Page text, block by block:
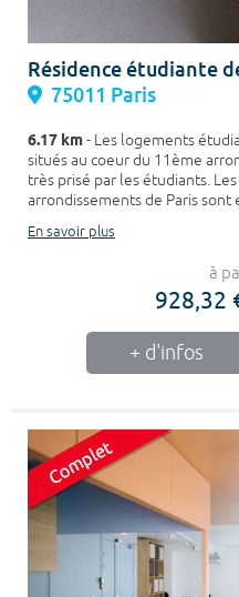
Résidence étudiante
75011 Paris
6.17 km- Les logements
situés au coeur du 11ème
très prisé par les étudiants.
arrondissements de Paris sont
En savoir plus
à
928,32
+ d'infos